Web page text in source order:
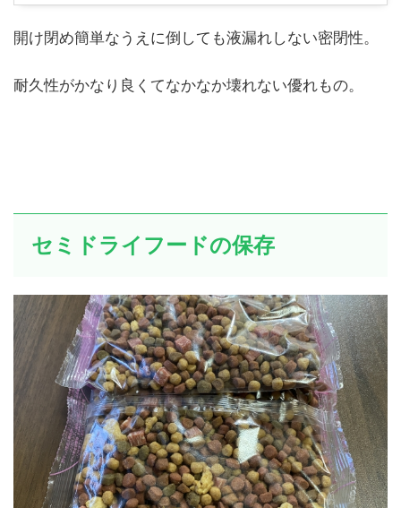
開け閉め簡単なうえに倒しても液漏れしない密閉性。
耐久性がかなり良くてなかなか壊れない優れもの。
セミドライフードの保存